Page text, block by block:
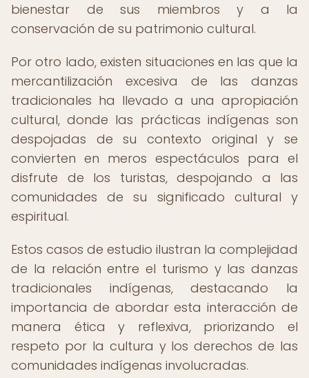
bienestar de sus miembros y a la
conservación de su patrimonio cultural.
Por otro lado, existen situaciones en las que la
mercantilización excesiva de las danzas
tradicionales ha llevado a una apropiación
cultural, donde las prácticas indígenas son
despojadas de su contexto original y se
convierten en meros espectáculos para el
disfrute de los turistas, despojando a las
comunidades de su significado cultural y
espiritual.
Estos casos de estudio ilustran la complejidad
de la relación entre el turismo y las danzas
tradicionales indígenas, destacando la
importancia de abordar esta interacción de
manera ética y reflexiva, priorizando el
respeto por la cultura y los derechos de las
comunidades indígenas involucradas.